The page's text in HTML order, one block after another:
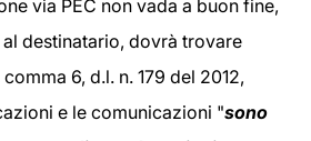
via PEC non vada a buon fine,
destinatario, dovrà trovare
6, d.l. n. 179 del 2012,
e le comunicazioni "sono